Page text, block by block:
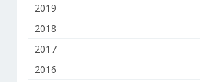
2019
2018
2017
2016